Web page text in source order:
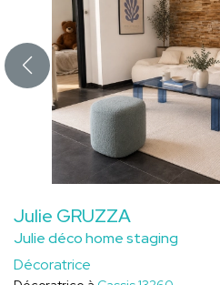
Julie GRUZZA
Julie déco home staging
Décoratrice